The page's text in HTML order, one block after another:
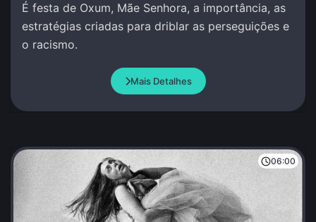
É festa de Oxum, Mãe Senhora, a importância, as
estratégias criadas para driblar as perseguições e
o racismo.
Mais Detalhes
06:00